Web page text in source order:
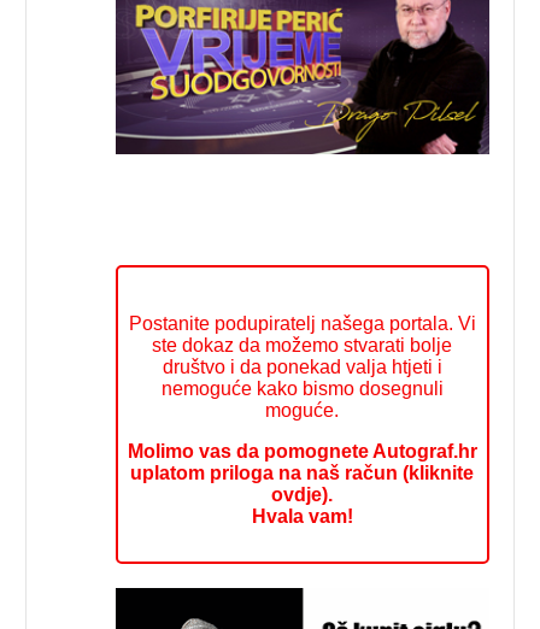
Postanite podupiratelj našega portala. Vi
ste dokaz da možemo stvarati bolje
društvo i da ponekad valja htjeti i
nemoguće kako bismo dosegnuli
moguće.
Molimo vas da pomognete Autograf.hr
uplatom priloga na naš račun (kliknite
ovdje).
Hvala vam!